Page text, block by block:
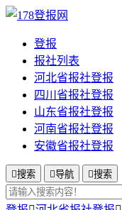
登报
报社列表
河北省报社登报
四川省报社登报
山东省报社登报
河南省报社登报
安徽省报社登报
搜索 导航 搜索